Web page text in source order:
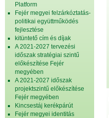
Platform
Fejér megyei felzárkóztatás-
politikai együttműködés
fejlesztése
kitüntető cím és díjak
A 2021-2027 tervezési
időszak stratégiai szintű
előkészítése Fejér
megyében
A 2021-2027 időszak
projektszintű előkészítése
Fejér megyében
Kincsestáj kerékpárút
Fejér megyei identitás